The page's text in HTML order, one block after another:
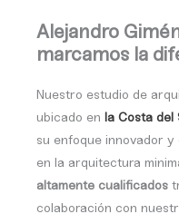
Alejandro
marcamos la
Nuestro estudio de
ubicado en la Costa del
su enfoque innovador
en la arquitectura
altamente cualificados
colaboración con